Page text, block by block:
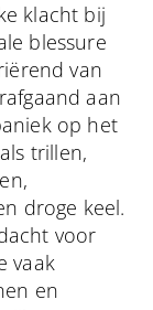
klacht bij
blessure
van
aan
op het
trillen,
droge keel.
voor
vaak
en